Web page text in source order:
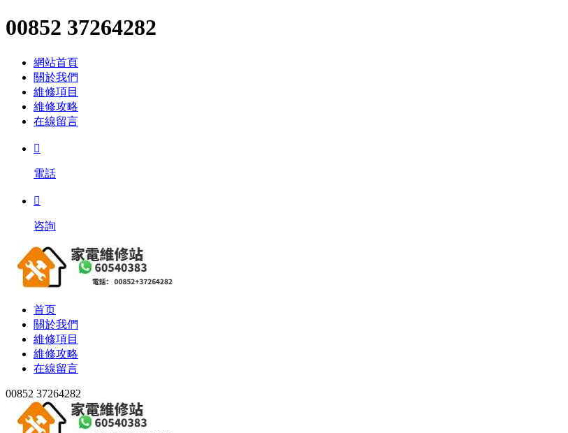
00852 37264282
網站首頁
關於我們
維修項目
維修攻略
在線留言

電話

咨詢
首页
關於我們
維修項目
維修攻略
在線留言
00852 37264282